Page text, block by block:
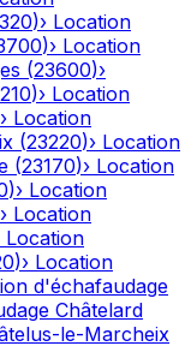
)› Location
)› Location
(23600)›
)› Location
› Location
(23220)› Location
(23170)› Location
)› Location
› Location
Location
)› Location
d'échafaudage
Châtelard
le-Marcheix